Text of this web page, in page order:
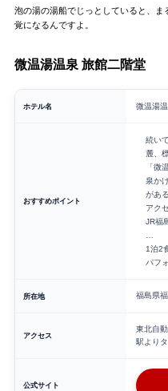
泡の湯の湯船でじっとしていると、
覚になるんですよ。
微温湯温泉 旅館二階堂
ホテル名 微温湯
おすすめポイント
続い
麓、
「微
泉か
があ
アク
JR福
…
1泊2
パフ
所在地 福島県
アクセス
東北自
駅より
公式サイト